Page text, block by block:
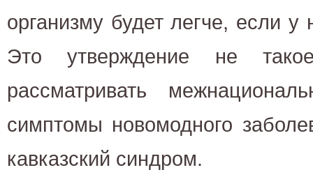
организму будет легче, если у
Это утверждение не
рассматривать
симптомы новомодного
кавказский синдром.